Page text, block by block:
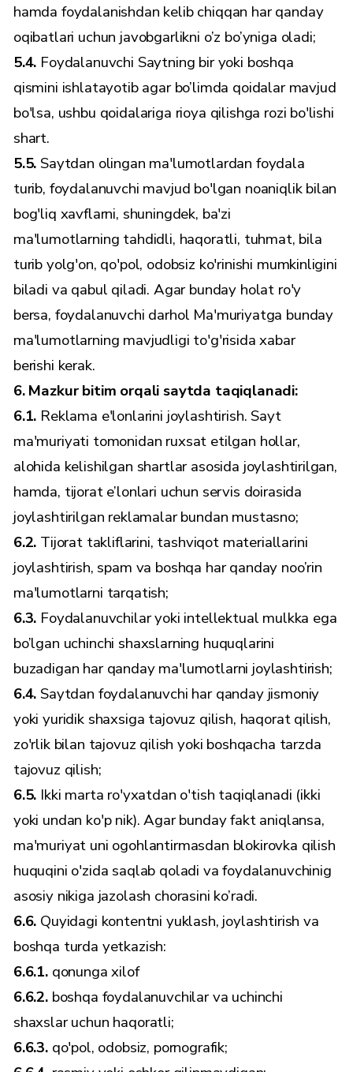
hamda foydalanishdan kelib chiqqan har qanday
oqibatlari uchun javobgarlikni o’z bo’yniga oladi;
5.4. Foydalanuvchi Saytning bir yoki boshqa
qismini ishlatayotib agar bo’limda qoidalar mavjud
bo'lsa, ushbu qoidalariga rioya qilishga rozi bo'lishi
shart.
5.5.Saytdan olingan ma'lumotlardan foydala
turib, foydalanuvchi mavjud bo'lgan noaniqlik bilan
bog'liq xavflarni, shuningdek, ba'zi
ma'lumotlarning tahdidli, haqoratli, tuhmat, bila
turib yolg'on, qo'pol, odobsiz ko'rinishi mumkinligini
biladi va qabul qiladi. Agar bunday holat ro'y
bersa, foydalanuvchi darhol Ma'muriyatga bunday
ma'lumotlarning mavjudligi to'g'risida xabar
berishi kerak.
6. Mazkur bitim orqali saytda taqiqlanadi:
6.1. Reklama e'lonlarini joylashtirish. Sayt
ma'muriyati tomonidan ruxsat etilgan hollar,
alohida kelishilgan shartlar asosida joylashtirilgan,
hamda, tijorat e’lonlari uchun servis doirasida
joylashtirilgan reklamalar bundan mustasno;
6.2. Tijorat takliflarini, tashviqot materiallarini
joylashtirish, spam va boshqa har qanday noo’rin
ma'lumotlarni tarqatish;
6.3. Foydalanuvchilar yoki intellektual mulkka ega
bo’lgan uchinchi shaxslarning huquqlarini
buzadigan har qanday ma'lumotlarni joylashtirish;
6.4.Saytdan foydalanuvchi har qanday jismoniy
yoki yuridik shaxsiga tajovuz qilish, haqorat qilish,
zo'rlik bilan tajovuz qilish yoki boshqacha tarzda
tajovuz qilish;
6.5. Ikki marta ro'yxatdan o'tish taqiqlanadi (ikki
yoki undan ko'p nik). Agar bunday fakt aniqlansa,
ma'muriyat uni ogohlantirmasdan blokirovka qilish
huquqini o'zida saqlab qoladi va foydalanuvchinig
asosiy nikiga jazolash chorasini ko’radi.
6.6. Quyidagi kontentni yuklash, joylashtirish va
boshqa turda yetkazish:
6.6.1.qonunga xilof
6.6.2.boshqa foydalanuvchilar va uchinchi
shaxslar uchun haqoratli;
6.6.3.qo'pol, odobsiz, pornografik;